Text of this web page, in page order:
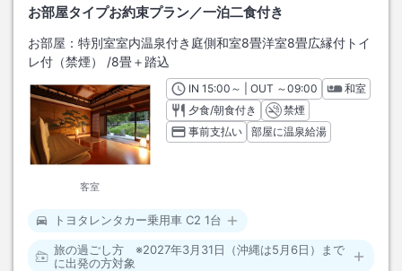
お部屋タイプお約束プラン／一泊二食付き
お部屋： 特別室室内温泉付き庭側和室8畳洋室8畳広縁付トイ
レ付（禁煙）
/8畳＋踏込
客室
INチェックイン
15:00 ～ | OUT チェックアウト
～09:00
和室
夕食/朝食付き
禁煙
事前支払い
部屋に温泉給湯
トヨタレンタカー乗用車 C2 1台
旅の過ごし方 ※2027年3月31日（沖縄は5月6日）まで
に出発の方対象